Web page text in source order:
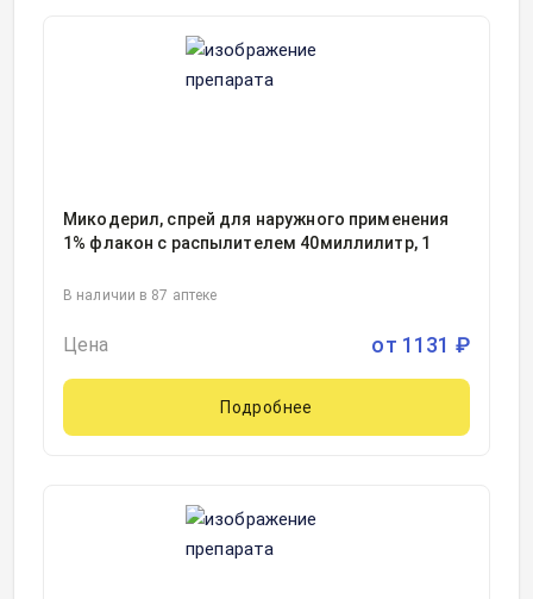
Микодерил, спрей для наружного применения
1% флакон с распылителем 40миллилитр, 1
В наличии в 87 аптеке
Цена от 1131 ₽
Подробнее